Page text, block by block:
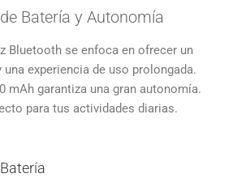
Batería y Autonomía
Bluetooth se enfoca en ofrecer un
experiencia de uso prolongada.
mAh garantiza una gran autonomía.
para tus actividades diarias.